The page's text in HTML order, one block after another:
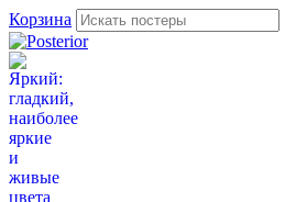
Корзина